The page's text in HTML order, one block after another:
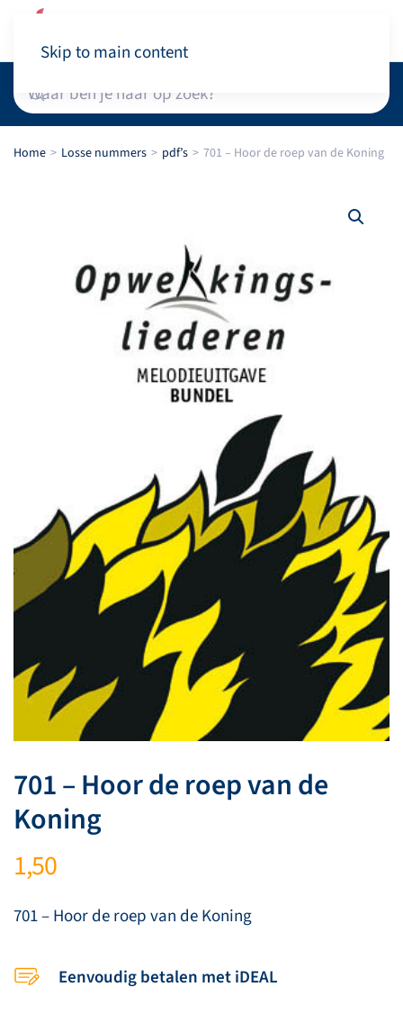
Skip to main content
Home Losse nummers pdf’s 701 – Hoor de roep van de Koning
701 – Hoor de roep van de
Koning
1,50
701 – Hoor de roep van de Koning
Eenvoudig betalen met iDEAL